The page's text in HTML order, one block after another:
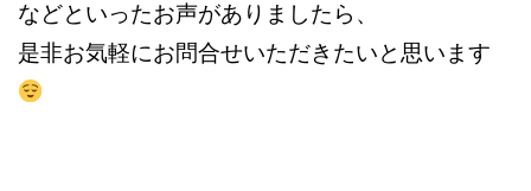
などといったお声がありましたら、
是非お気軽にお問合せいただきたいと思います